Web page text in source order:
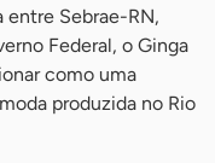
entre Sebrae-RN,
Federal, o Ginga
como uma
produzida no Rio